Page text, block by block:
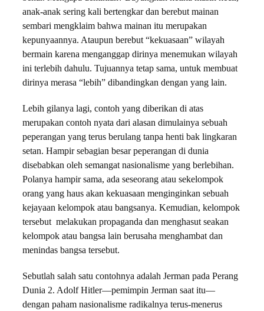
anak-anak sering kali bertengkar dan berebut mainan
sembari mengklaim bahwa mainan itu merupakan
kepunyaannya. Ataupun berebut “kekuasaan” wilayah
bermain karena menganggap dirinya menemukan wilayah
ini terlebih dahulu. Tujuannya tetap sama, untuk membuat
dirinya merasa “lebih” dibandingkan dengan yang lain.
Lebih gilanya lagi, contoh yang diberikan di atas
merupakan contoh nyata dari alasan dimulainya sebuah
peperangan yang terus berulang tanpa henti bak lingkaran
setan. Hampir sebagian besar peperangan di dunia
disebabkan oleh semangat nasionalisme yang berlebihan.
Polanya hampir sama, ada seseorang atau sekelompok
orang yang haus akan kekuasaan menginginkan sebuah
kejayaan kelompok atau bangsanya. Kemudian, kelompok
tersebut melakukan propaganda dan menghasut seakan
kelompok atau bangsa lain berusaha menghambat dan
menindas bangsa tersebut.
Sebutlah salah satu contohnya adalah Jerman pada Perang
Dunia 2. Adolf Hitler—pemimpin Jerman saat itu—
dengan paham nasionalisme radikalnya terus-menerus